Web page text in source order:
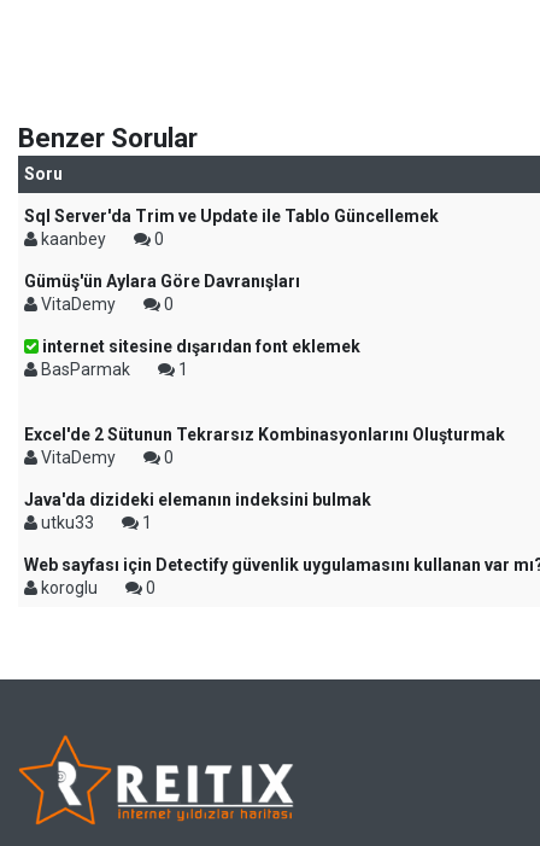
Benzer Sorular
Soru
Sql Server'da Trim ve Update ile Tablo Güncellemek
kaanbey
0
Gümüş'ün Aylara Göre Davranışları
VitaDemy
0
internet sitesine dışarıdan font eklemek
BasParmak
1
Excel'de 2 Sütunun Tekrarsız Kombinasyonlarını Oluşturmak
VitaDemy
0
Java'da dizideki elemanın indeksini bulmak
utku33
1
Web sayfası için Detectify güvenlik uygulamasını kullanan var
koroglu
0